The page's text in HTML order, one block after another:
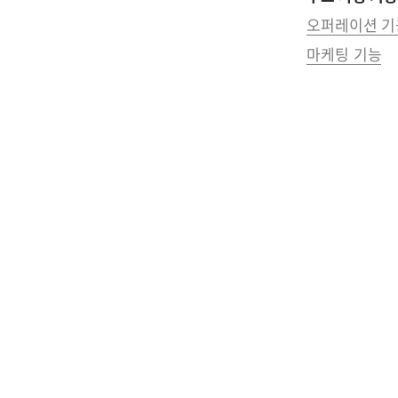
오퍼레이션
마케팅 기능